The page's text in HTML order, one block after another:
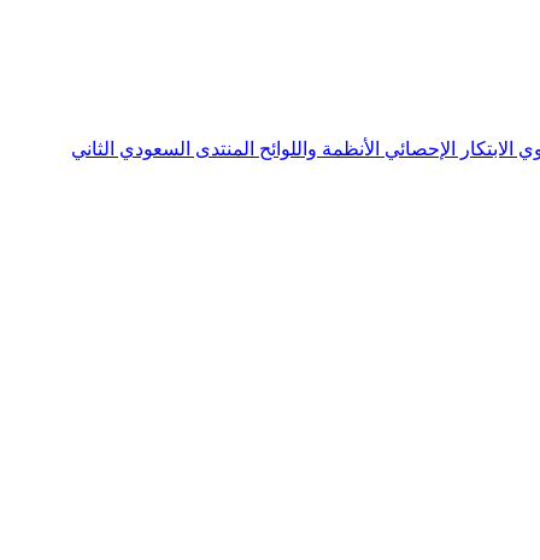
الابتكار الإحصائي الأنظمة واللوائح المنتدى السعودي الثاني